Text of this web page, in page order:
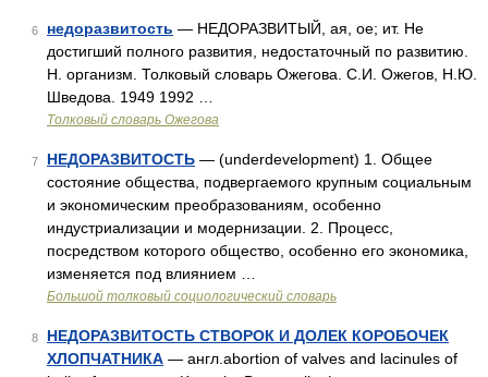
6 недоразвитость — НЕДОРАЗВИТЫЙ, ая, ое; ит. Не
достигший полного развития, недостаточный по развитию.
Н. организм. Толковый словарь Ожегова. С.И. Ожегов, Н.Ю.
Шведова. 1949 1992 …
Толковый словарь Ожегова
7 НЕДОРАЗВИТОСТЬ — (underdevelopment) 1. Общее
состояние общества, подвергаемого крупным социальным
и экономическим преобразованиям, особенно
индустриализации и модернизации. 2. Процесс,
посредством которого общество, особенно его экономика,
изменяется под влиянием …
Большой толковый социологический словарь
8
НЕДОРАЗВИТОСТЬ СТВОРОК И ДОЛЕК КОРОБОЧЕК
ХЛОПЧАТНИКА — англ.abortion of valves and lacinules of